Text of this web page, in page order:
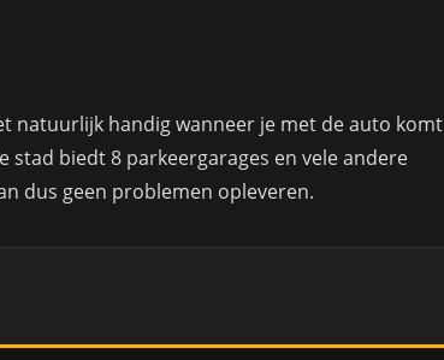
natuurlijk handig wanneer je met de auto komt
stad biedt 8 parkeergarages en vele andere
dus geen problemen opleveren.